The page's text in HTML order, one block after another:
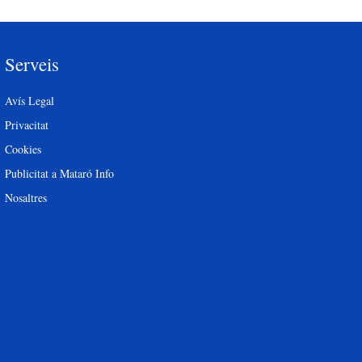
Serveis
Avís Legal
Privacitat
Cookies
Publicitat a Mataró Info
Nosaltres